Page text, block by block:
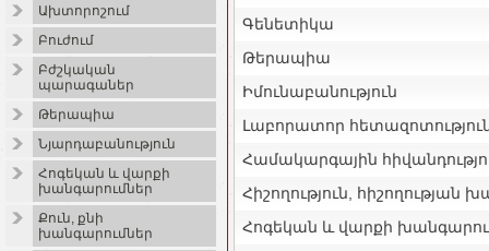
Ախտորոշում
Բուժում
Բժշկական
պարագաներ
Թերապիա
Նյարդաբանություն
Հոգեկան և վարքի
խանգարումներ
Քուն, քնի
խանգարումներ
Գենետիկա
Թերապիա
Իմունաբանություն
Լաբորատոր
Համակարգային
Հիշողություն, հիշողության
Հոգեկան և վարքի